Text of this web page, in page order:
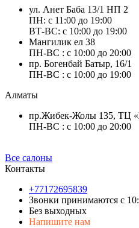
ул. Анет Баба 13/1 НП 2
ПН: с 11:00 до 19:00
ВТ-ВС: с 10:00 до 19:00
Мангилик ел 38
ПН-ВС : с 10:00 до 20:00
пр. Богенбай Батыр, 16/1
ПН-ВС : с 10:00 до 19:00
Алматы
пр.Жибек-Жолы 135, ТЦ
ПН-ВС : с 10:00 до 20:00
Все салоны
Контакты
+77172695839
Звонки принимаются с
Без выходных
Напишите нам